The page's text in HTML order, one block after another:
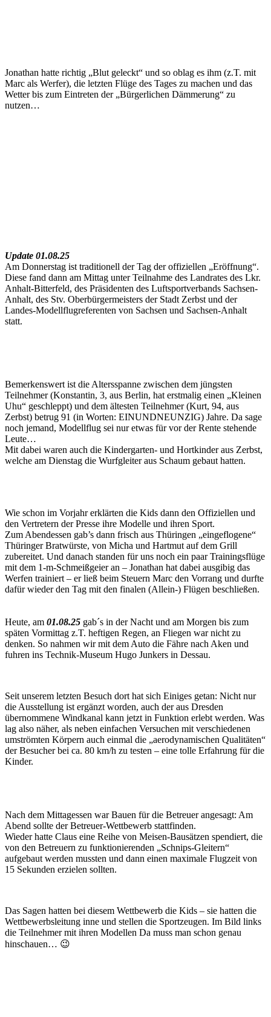
Jonathan hatte richtig „Blut geleckt“ und so oblag es ihm (z.T. mit
Marc als Werfer), die letzten Flüge des Tages zu machen und das
Wetter bis zum Eintreten der „Bürgerlichen Dämmerung“ zu
nutzen…
Update 01.08.25
Am Donnerstag ist traditionell der Tag der offiziellen „Eröffnung“.
Diese fand dann am Mittag unter Teilnahme des Landrates des Lkr.
Anhalt-Bitterfeld, des Präsidenten des Luftsportverbands Sachsen-
Anhalt, des Stv. Oberbürgermeisters der Stadt Zerbst und der
Landes-Modellflugreferenten von Sachsen und Sachsen-Anhalt
statt.
Bemerkenswert ist die Altersspanne zwischen dem jüngsten
Teilnehmer (Konstantin, 3, aus Berlin, hat erstmalig einen „Kleinen
Uhu“ geschleppt) und dem ältesten Teilnehmer (Kurt, 94, aus
Zerbst) betrug 91 (in Worten: EINUNDNEUNZIG) Jahre. Da sage
noch jemand, Modellflug sei nur etwas für vor der Rente stehende
Leute…
Mit dabei waren auch die Kindergarten- und Hortkinder aus Zerbst,
welche am Dienstag die Wurfgleiter aus Schaum gebaut hatten.
Wie schon im Vorjahr erklärten die Kids dann den Offiziellen und
den Vertretern der Presse ihre Modelle und ihren Sport.
Zum Abendessen gab’s dann frisch aus Thüringen „eingeflogene“
Thüringer Bratwürste, von Micha und Hartmut auf dem Grill
zubereitet. Und danach standen für uns noch ein paar Trainingsflüge
mit dem 1-m-Schmeißgeier an – Jonathan hat dabei ausgibig das
Werfen trainiert – er ließ beim Steuern Marc den Vorrang und durfte
dafür wieder den Tag mit den finalen (Allein-) Flügen beschließen.
Heute, am 01.08.25 gab´s in der Nacht und am Morgen bis zum
späten Vormittag z.T. heftigen Regen, an Fliegen war nicht zu
denken. So nahmen wir mit dem Auto die Fähre nach Aken und
fuhren ins Technik-Museum Hugo Junkers in Dessau.
Seit unserem letzten Besuch dort hat sich Einiges getan: Nicht nur
die Ausstellung ist ergänzt worden, auch der aus Dresden
übernommene Windkanal kann jetzt in Funktion erlebt werden. Was
lag also näher, als neben einfachen Versuchen mit verschiedenen
umströmten Körpern auch einmal die „aerodynamischen Qualitäten“
der Besucher bei ca. 80 km/h zu testen – eine tolle Erfahrung für die
Kinder.
Nach dem Mittagessen war Bauen für die Betreuer angesagt: Am
Abend sollte der Betreuer-Wettbewerb stattfinden.
Wieder hatte Claus eine Reihe von Meisen-Bausätzen spendiert, die
von den Betreuern zu funktionierenden „Schnips-Gleitern“
aufgebaut werden mussten und dann einen maximale Flugzeit von
15 Sekunden erzielen sollten.
Das Sagen hatten bei diesem Wettbewerb die Kids – sie hatten die
Wettbewerbsleitung inne und stellen die Sportzeugen. Im Bild links
die Teilnehmer mit ihren Modellen Da muss man schon genau
hinschauen… 😉